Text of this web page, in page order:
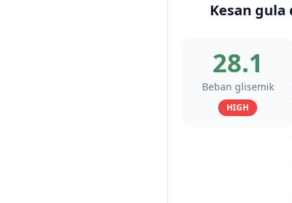
Kesan gula
28.1
Beban glisemik
HIGH